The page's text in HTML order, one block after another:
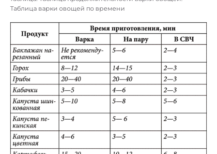
Таблица варки овощей по времени